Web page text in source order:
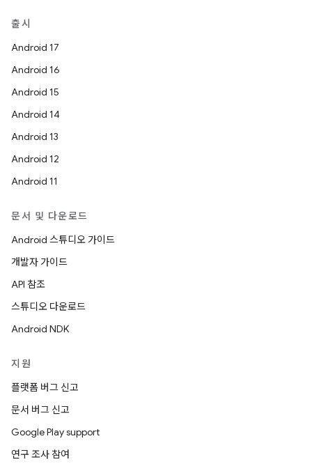
출시
Android 17
Android 16
Android 15
Android 14
Android 13
Android 12
Android 11
문서 및 다운로드
Android 스튜디오 가이드
개발자 가이드
API 참조
스튜디오 다운로드
Android NDK
지원
플랫폼 버그 신고
문서 버그 신고
Google Play support
연구 조사 참여